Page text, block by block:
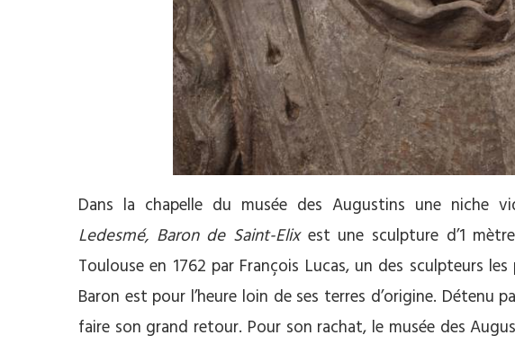
Dans la chapelle du musée des Augustins une niche
Ledesmé, Baron de Saint-Elixest une sculpture d’1
Toulouse en 1762 par François Lucas, un des sculpteurs
Baron est pour l’heure loin de ses terres d’origine. Détenu
faire son grand retour. Pour son rachat, le musée des